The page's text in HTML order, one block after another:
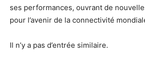
ses performances, ouvrant de
pour l’avenir de la connectivité
Il n’y a pas d’entrée similaire.